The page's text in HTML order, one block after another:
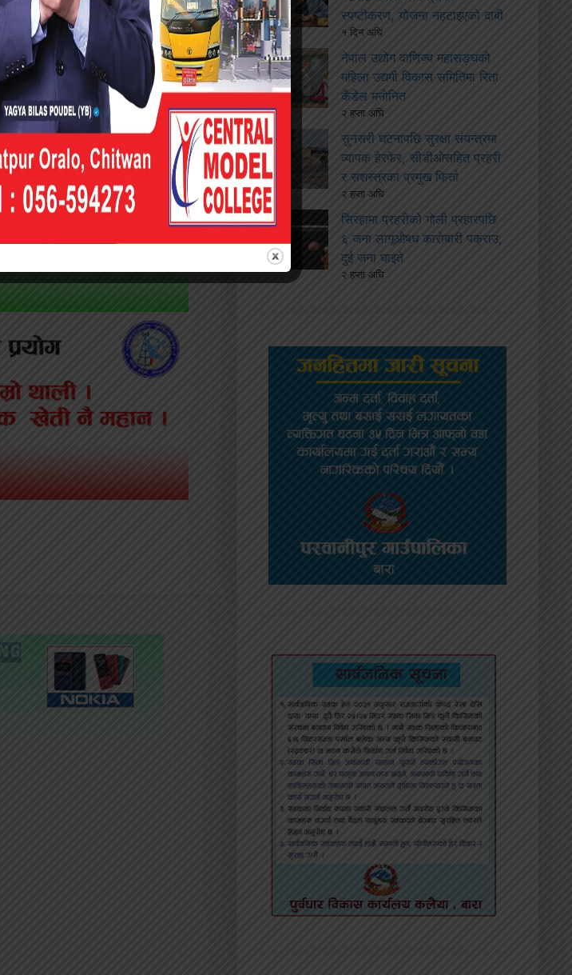
स्पष्टीकरण, योजना नहटाइएको दाबी
१ दिन अघि
नेपाल उद्योग वाणिज्य महासङ्घको
महिला उद्यमी विकास समितिमा रिता
कँडेल मनोनित
२ हप्ता अघि
सुनसरी घटनापछि सुरक्षा संयन्त्रमा
व्यापक हेरफेर, सीडीओसहित प्रहरी
र सशस्त्रका प्रमुख फिर्ता
२ हप्ता अघि
सिरहामा प्रहरीको गोली प्रहारपछि
६ जना लागूऔषध कारोबारी पक्राउ,
दुई जना घाइते
२ हप्ता अघि